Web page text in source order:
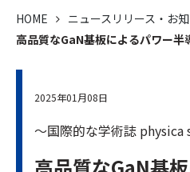
HOME
ニュースリリース・お
高品質なGaN基板によるパワー半
2025年01月08日
～国際的な学術誌